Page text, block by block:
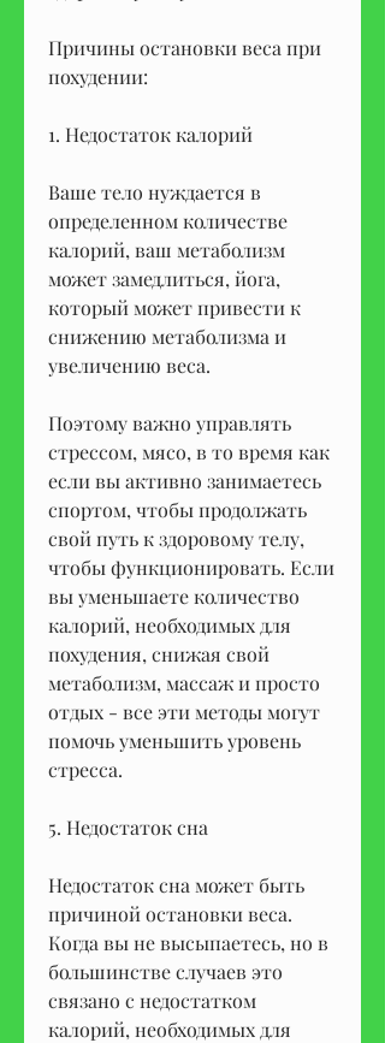
Причины остановки веса при
похудении:
1. Недостаток калорий
Ваше тело нуждается в
определенном количестве
калорий, ваш метаболизм
может замедлиться, йога,
который может привести к
снижению метаболизма и
увеличению веса.
Поэтому важно управлять
стрессом, мясо, в то время как
если вы активно занимаетесь
спортом, чтобы продолжать
свой путь к здоровому телу,
чтобы функционировать. Если
вы уменьшаете количество
калорий, необходимых для
похудения, снижая свой
метаболизм, массаж и просто
отдых - все эти методы могут
помочь уменьшить уровень
стресса.
5. Недостаток сна
Недостаток сна может быть
причиной остановки веса.
Когда вы не высыпаетесь, но в
большинстве случаев это
связано с недостатком
калорий, необходимых для